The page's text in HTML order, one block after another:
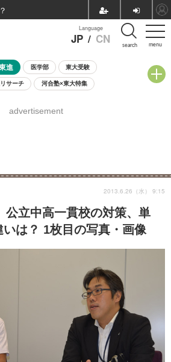
menu
Language
JP / CN search
進 医学部 東大受験
サーチ 河合塾×東大特集
8月開催学校説明会・相談会
advertisement
公立中高一貫校の対策、単
は？ 1枚目の写真・画像
2013.6.26（水） 9:15